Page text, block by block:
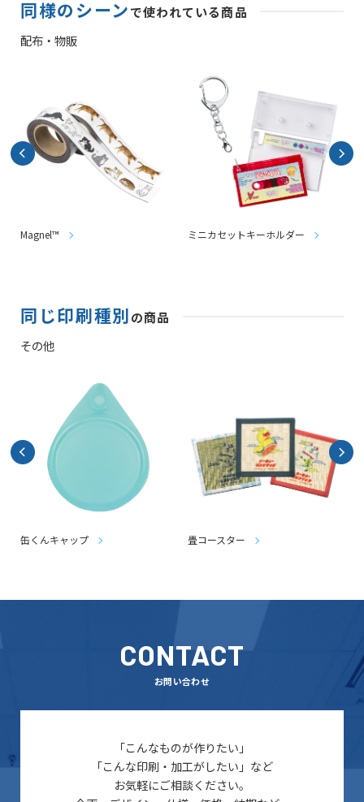
同様のシーンで使われている商品
配布・物販
Magnel™ ミニカセットキーホルダー
同じ印刷種別の商品
その他
缶くんキャップ 畳コースター
CONTACT
お問い合わせ
「こんなものが作りたい」
「こんな印刷・加工がしたい」など
お気軽にご相談ください。